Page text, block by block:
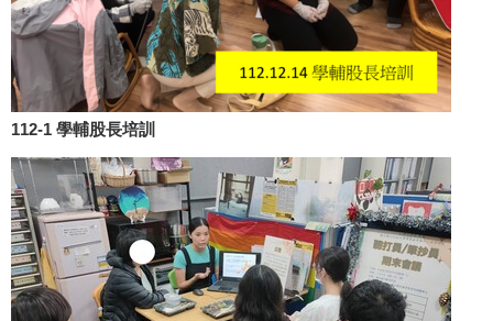
112-1 學輔股長培訓